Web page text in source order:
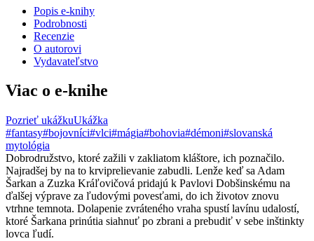
Popis e-knihy
Podrobnosti
Recenzie
O autorovi
Vydavateľstvo
Viac o e-knihe
Pozrieť ukážkuUkážka
#fantasy#bojovníci#vlci#mágia#bohovia#démoni#slovanská
mytológia
Dobrodružstvo, ktoré zažili v zakliatom kláštore, ich poznačilo.
Najradšej by na to krviprelievanie zabudli. Lenže keď sa Adam
Šarkan a Zuzka Kráľovičová pridajú k Pavlovi Dobšinskému na
ďalšej výprave za ľudovými povesťami, do ich životov znovu
vtrhne temnota. Dolapenie zvráteného vraha spustí lavínu udalostí,
ktoré Šarkana prinútia siahnuť po zbrani a prebudiť v sebe inštinkty
lovca ľudí.